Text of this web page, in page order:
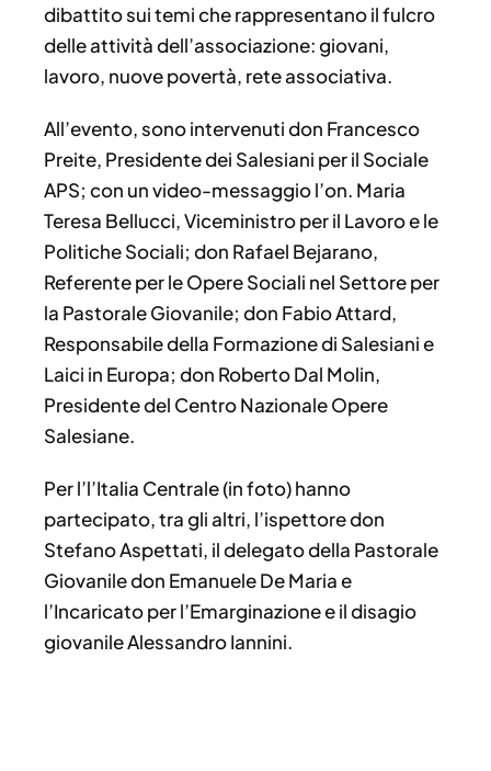
dibattito sui temi che rappresentano il fulcro
delle attività dell’associazione: giovani,
lavoro, nuove povertà, rete associativa.
All’evento, sono intervenuti don Francesco
Preite, Presidente dei Salesiani per il Sociale
APS; con un video-messaggio l’on. Maria
Teresa Bellucci, Viceministro per il Lavoro e le
Politiche Sociali; don Rafael Bejarano,
Referente per le Opere Sociali nel Settore per
la Pastorale Giovanile; don Fabio Attard,
Responsabile della Formazione di Salesiani e
Laici in Europa; don Roberto Dal Molin,
Presidente del Centro Nazionale Opere
Salesiane.
Per l’l’Italia Centrale (in foto) hanno
partecipato, tra gli altri, l’ispettore don
Stefano Aspettati, il delegato della Pastorale
Giovanile don Emanuele De Maria e
l’Incaricato per l’Emarginazione e il disagio
giovanile Alessandro Iannini.